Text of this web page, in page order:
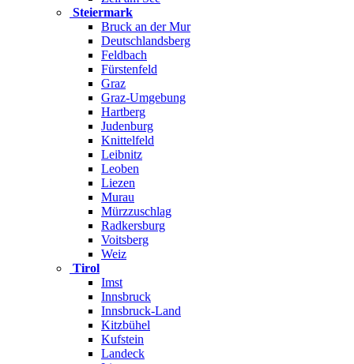
Steiermark
Bruck an der Mur
Deutschlandsberg
Feldbach
Fürstenfeld
Graz
Graz-Umgebung
Hartberg
Judenburg
Knittelfeld
Leibnitz
Leoben
Liezen
Murau
Mürzzuschlag
Radkersburg
Voitsberg
Weiz
Tirol
Imst
Innsbruck
Innsbruck-Land
Kitzbühel
Kufstein
Landeck